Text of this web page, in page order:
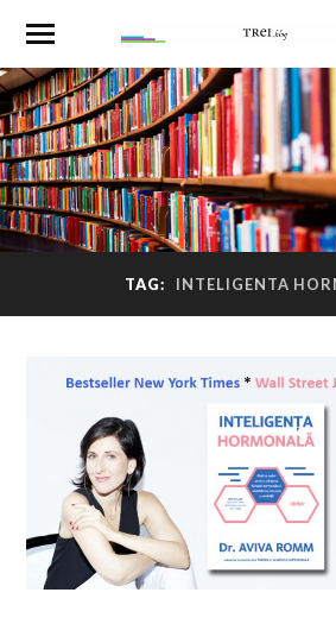
TAG: INTELIGENTA